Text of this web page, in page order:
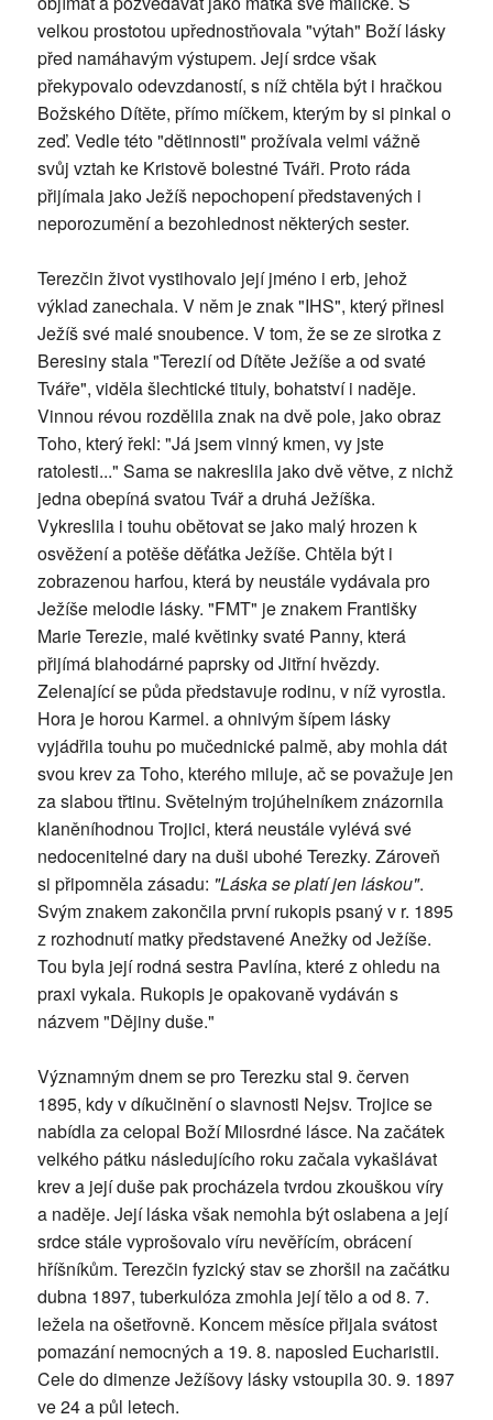
velkou prostotou upřednostňovala "výtah" Boží lásky
před namáhavým výstupem. Její srdce však
překypovalo odevzdaností, s níž chtěla být i hračkou
Božského Dítěte, přímo míčkem, kterým by si pinkal o
zeď. Vedle této "dětinnosti" prožívala velmi vážně
svůj vztah ke Kristově bolestné Tváři. Proto ráda
přijímala jako Ježíš nepochopení představených i
neporozumění a bezohlednost některých sester.
Terezčin život vystihovalo její jméno i erb, jehož
výklad zanechala. V něm je znak "IHS", který přinesl
Ježíš své malé snoubence. V tom, že se ze sirotka z
Beresiny stala "Terezií od Dítěte Ježíše a od svaté
Tváře", viděla šlechtické tituly, bohatství i naděje.
Vinnou révou rozdělila znak na dvě pole, jako obraz
Toho, který řekl: "Já jsem vinný kmen, vy jste
ratolesti..." Sama se nakreslila jako dvě větve, z nichž
jedna obepíná svatou Tvář a druhá Ježíška.
Vykreslila i touhu obětovat se jako malý hrozen k
osvěžení a potěše děťátka Ježíše. Chtěla být i
zobrazenou harfou, která by neustále vydávala pro
Ježíše melodie lásky. "FMT" je znakem Františky
Marie Terezie, malé květinky svaté Panny, která
přijímá blahodárné paprsky od Jitřní hvězdy.
Zelenající se půda představuje rodinu, v níž vyrostla.
Hora je horou Karmel. a ohnivým šípem lásky
vyjádřila touhu po mučednické palmě, aby mohla dát
svou krev za Toho, kterého miluje, ač se považuje jen
za slabou třtinu. Světelným trojúhelníkem znázornila
klaněníhodnou Trojici, která neustále vylévá své
nedocenitelné dary na duši ubohé Terezky. Zároveň
si připomněla zásadu: "Láska se platí jen láskou".
Svým znakem zakončila první rukopis psaný v r. 1895
z rozhodnutí matky představené Anežky od Ježíše.
Tou byla její rodná sestra Pavlína, které z ohledu na
praxi vykala. Rukopis je opakovaně vydáván s
názvem "Dějiny duše."
Významným dnem se pro Terezku stal 9. červen
1895, kdy v díkučinění o slavnosti Nejsv. Trojice se
nabídla za celopal Boží Milosrdné lásce. Na začátek
velkého pátku následujícího roku začala vykašlávat
krev a její duše pak procházela tvrdou zkouškou víry
a naděje. Její láska však nemohla být oslabena a její
srdce stále vyprošovalo víru nevěřícím, obrácení
hříšníkům. Terezčin fyzický stav se zhoršil na začátku
dubna 1897, tuberkulóza zmohla její tělo a od 8. 7.
ležela na ošetřovně. Koncem měsíce přijala svátost
pomazání nemocných a 19. 8. naposled Eucharistii.
Cele do dimenze Ježíšovy lásky vstoupila 30. 9. 1897
ve 24 a půl letech.